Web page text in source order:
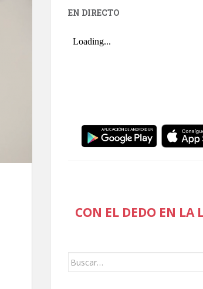
EN DIRECTO
CON EL DEDO EN LA
Buscar: